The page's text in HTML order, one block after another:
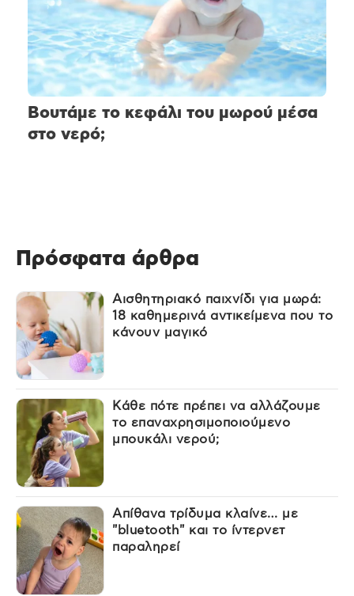
Βουτάμε το κεφάλι του μωρού μέσα
στο νερό;
Πρόσφατα άρθρα
Αισθητηριακό παιχνίδι για μωρά:
18 καθημερινά αντικείμενα που το
κάνουν μαγικό
Κάθε πότε πρέπει να αλλάζουμε
το επαναχρησιμοποιούμενο
μπουκάλι νερού;
Απίθανα τρίδυμα κλαίνε… με
"bluetooth" και το ίντερνετ
παραληρεί